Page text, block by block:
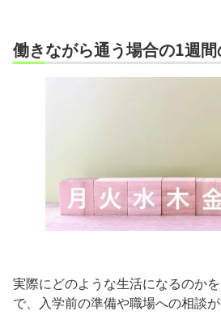
働きながら通う場合の1週
実際にどのような生活になるのか
で、入学前の準備や職場への相談が